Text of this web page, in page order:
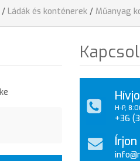
/ Ládák és konténerek / Műanyag
H-P,
+36